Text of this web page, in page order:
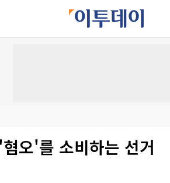
오'를 소비하는 선거